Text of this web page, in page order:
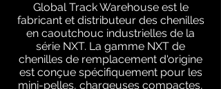
Global Track Warehouse est le
fabricant et distributeur des chenilles
en caoutchouc industrielles de la
série NXT. La gamme NXT de
chenilles de remplacement d'origine
est conçue spécifiquement pour les
mini-pelles, chargeuses compactes,